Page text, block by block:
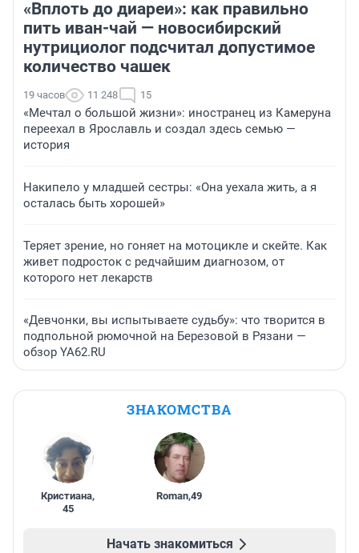
«Вплоть до диареи»: как правильно
пить иван-чай — новосибирский
нутрициолог подсчитал допустимое
количество чашек
19 часов 11 248 15
«Мечтал о большой жизни»: иностранец из Камеруна
переехал в Ярославль и создал здесь семью —
история
Накипело у младшей сестры: «Она уехала жить, а я
осталась быть хорошей»
Теряет зрение, но гоняет на мотоцикле и скейте. Как
живет подросток с редчайшим диагнозом, от
которого нет лекарств
«Девчонки, вы испытываете судьбу»: что творится в
подпольной рюмочной на Березовой в Рязани —
обзор YA62.RU
ЗНАКОМСТВА
Кристиана,
45
Roman,49
Начать знакомиться